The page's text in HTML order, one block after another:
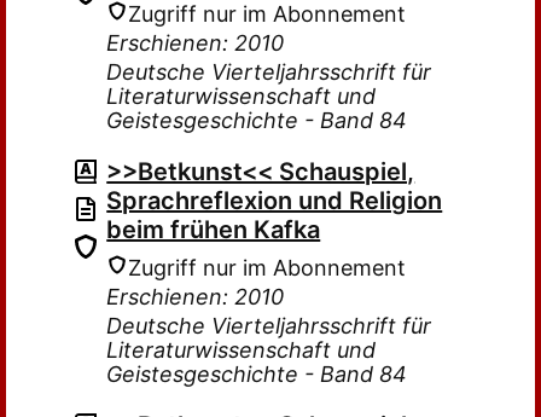
Zugriff nur im Abonnement
Erschienen: 2010
Deutsche Vierteljahrsschrift für
Literaturwissenschaft und
Geistesgeschichte - Band 84
>>Betkunst<< Schauspiel,
Sprachreflexion und Religion
beim frühen Kafka
Zugriff nur im Abonnement
Erschienen: 2010
Deutsche Vierteljahrsschrift für
Literaturwissenschaft und
Geistesgeschichte - Band 84